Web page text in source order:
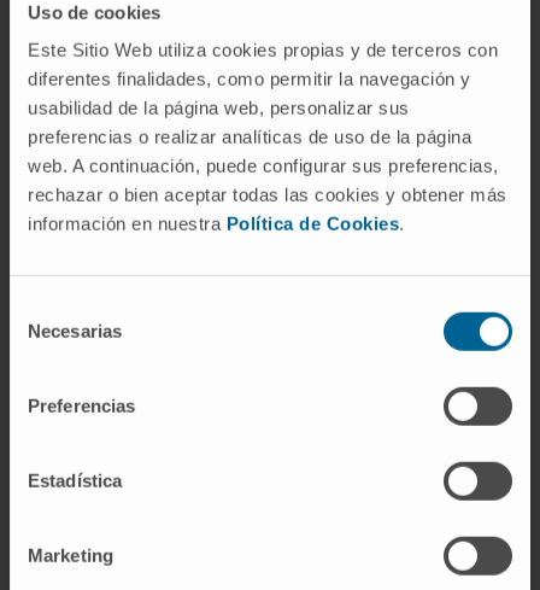
Uso de cookies
Este Sitio Web utiliza cookies propias y de terceros con
diferentes finalidades, como permitir la navegación y
usabilidad de la página web, personalizar sus
preferencias o realizar analíticas de uso de la página
web. A continuación, puede configurar sus preferencias,
rechazar o bien aceptar todas las cookies y obtener más
información en nuestra Política de Cookies.
Necesarias
Preferencias
Estadística
Marketing
específica como causa directa de la
enfermedad. Ese descubrimiento demostró
que un cambio genético concreto podía
originar un cáncer, y abrió el camino al
desarrollo de terapias dirigidas contra la
proteína que ese gen produce.
¿Es lo mismo leucemia mieloide
Sí. «Leucemia granulocítica crónica» es una
algunos textos. Hace referencia a que la línea
granulocítica (neutrófilos, eosinófilos,
basófilos). La nomenclatura actual de la OMS